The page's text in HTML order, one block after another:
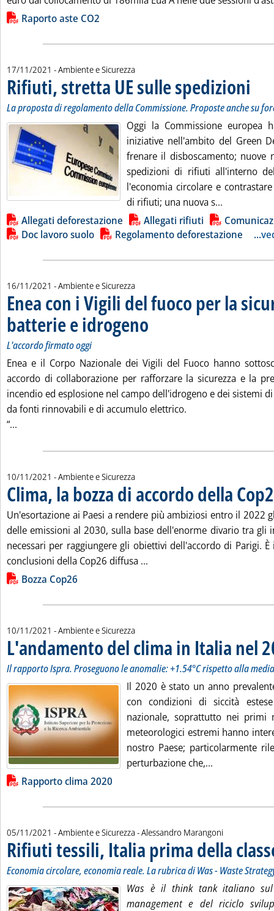
Lista allegati PDF alla notizia
Raporto aste CO2
17/11/2021 - Ambiente e Sicurezza
Rifiuti, stretta UE sulle spedizioni
La proposta di regolamento della Commissione. Proposte anche su
Oggi la Commissione europea
iniziative nell'ambito del Green
frenare il disboscamento; nuove
spedizioni di rifiuti all'interno
l'economia circolare e
di rifiuti; una nuova s...
Lista allegati PDF alla notizia
Allegati deforestazione Allegati rifiuti
Doc lavoro suolo
Regolamento deforestazione ...
16/11/2021 - Ambiente e Sicurezza
Enea con i Vigili del fuoco per la
batterie e idrogeno . Sottotitolo: L'accordo firmato oggi
. Pubblicata martedì 16 novembre 2021
L'accordo firmato oggi
Enea e il Corpo Nazionale dei Vigili del Fuoco hanno
accordo di collaborazione per rafforzare la sicurezza e la
incendio ed esplosione nel campo dell'idrogeno e dei sistemi
da fonti rinnovabili e di accumulo elettrico.
“...
10/11/2021 - Ambiente e Sicurezza
Clima, la bozza di accordo della
Un'esortazione ai Paesi a rendere più ambiziosi entro il 2022
delle emissioni al 2030, sulla base dell'enorme divario tra gli
necessari per raggiungere gli obiettivi dell'accordo di Parigi.
conclusioni della Cop26 diffusa ...
Lista allegati PDF alla notizia
Bozza Cop26
10/11/2021 - Ambiente e Sicurezza
L'andamento del clima in Italia nel
Il rapporto Ispra. Proseguono le anomalie: +1.54°C rispetto alla
Il 2020 è stato un anno
con condizioni di siccità
nazionale, soprattutto nei primi
meteorologici estremi hanno
nostro Paese; particolarmente
perturbazione che,...
Lista allegati PDF alla notizia
Rapporto clima 2020
05/11/2021 - Ambiente e Sicurezza -di:
Alessandro Marangoni
Rifiuti tessili, Italia prima della
Economia circolare, economia reale. La rubrica di Was - Waste
Was è il think tank italiano
management e del riciclo